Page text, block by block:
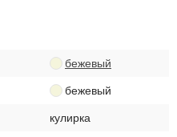
бежевый
бежевый
кулирка